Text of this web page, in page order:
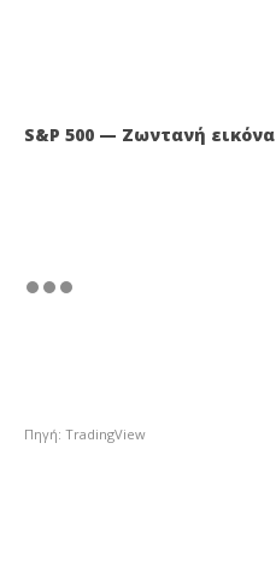
S&P 500 — Ζωντανή εικόνα
Πηγή: TradingView